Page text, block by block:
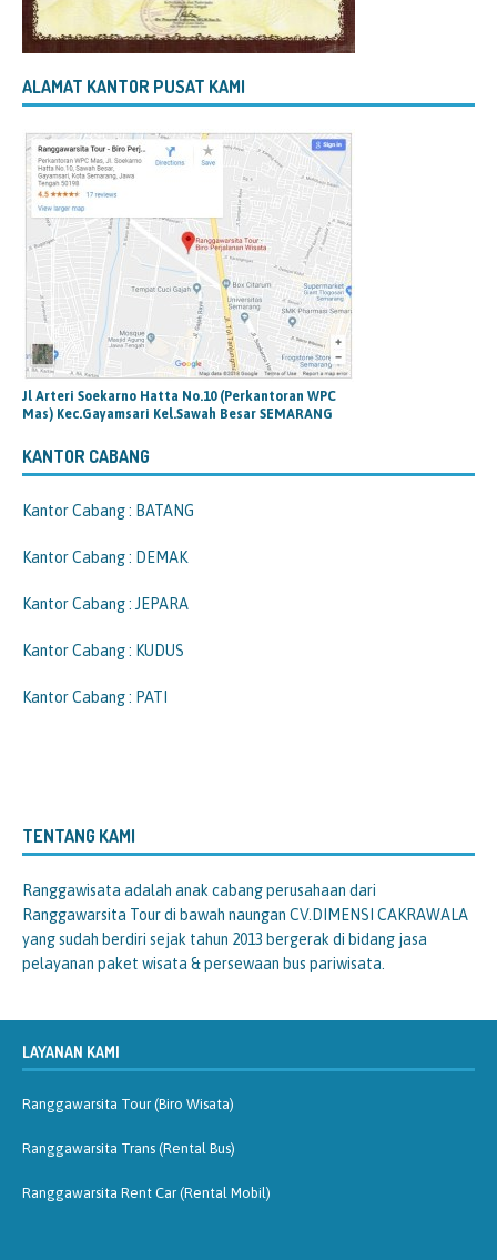
ALAMAT KANTOR PUSAT KAMI
Jl Arteri Soekarno Hatta No.10 (Perkantoran WPC
Mas) Kec.Gayamsari Kel.Sawah Besar SEMARANG
KANTOR CABANG
Kantor Cabang : BATANG
Kantor Cabang : DEMAK
Kantor Cabang : JEPARA
Kantor Cabang : KUDUS
Kantor Cabang : PATI
TENTANG KAMI
Ranggawisata adalah anak cabang perusahaan dari
Ranggawarsita Tour di bawah naungan CV.DIMENSI CAKRAWALA
yang sudah berdiri sejak tahun 2013 bergerak di bidang jasa
pelayanan paket wisata & persewaan bus pariwisata.
LAYANAN KAMI
Ranggawarsita Tour (Biro Wisata)
Ranggawarsita Trans (Rental Bus)
Ranggawarsita Rent Car (Rental Mobil)